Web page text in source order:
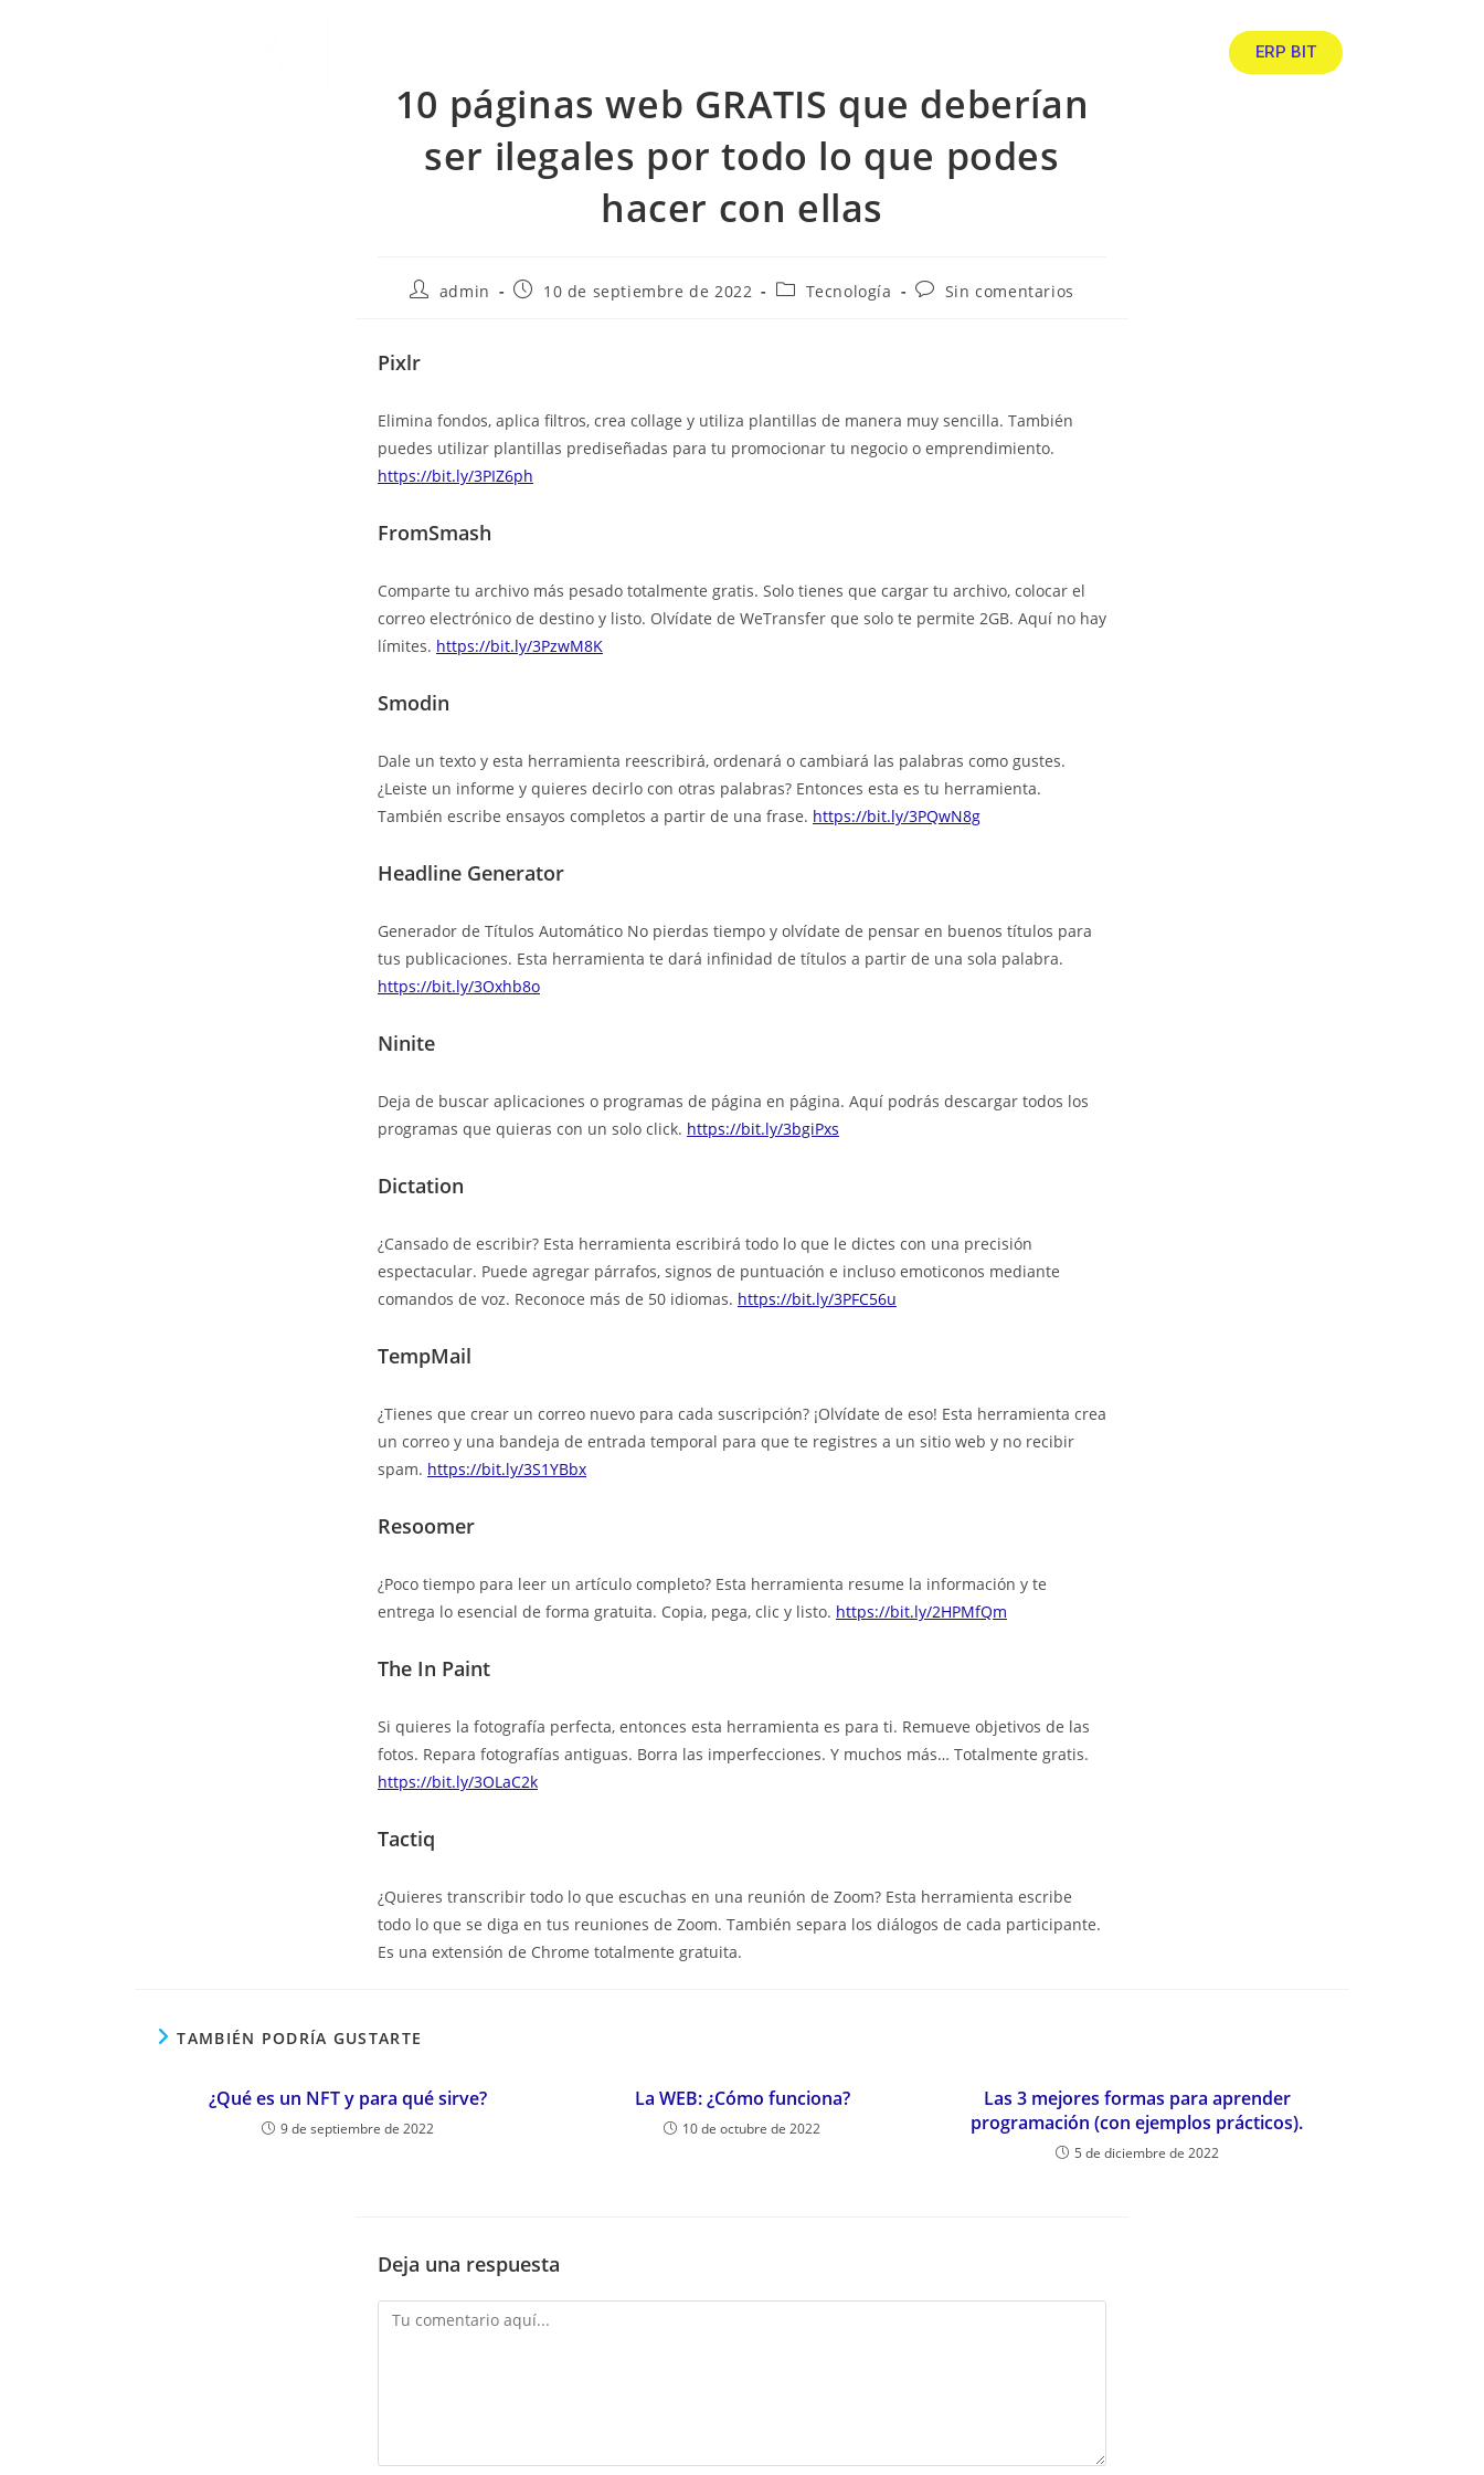
ERP BIT
10 páginas web GRATIS que deberían
ser ilegales por todo lo que podes
hacer con ellas
admin 10 de septiembre de 2022 Tecnología Sin comentarios
Pixlr
Elimina fondos, aplica filtros, crea collage y utiliza plantillas de manera muy sencilla. También
puedes utilizar plantillas prediseñadas para tu promocionar tu negocio o emprendimiento.
https://bit.ly/3PIZ6ph
FromSmash
Comparte tu archivo más pesado totalmente gratis. Solo tienes que cargar tu archivo, colocar el
correo electrónico de destino y listo. Olvídate de WeTransfer que solo te permite 2GB. Aquí no hay
límites. https://bit.ly/3PzwM8K
Smodin
Dale un texto y esta herramienta reescribirá, ordenará o cambiará las palabras como gustes.
¿Leiste un informe y quieres decirlo con otras palabras? Entonces esta es tu herramienta.
También escribe ensayos completos a partir de una frase. https://bit.ly/3PQwN8g
Headline Generator
Generador de Títulos Automático No pierdas tiempo y olvídate de pensar en buenos títulos para
tus publicaciones. Esta herramienta te dará infinidad de títulos a partir de una sola palabra.
https://bit.ly/3Oxhb8o
Ninite
Deja de buscar aplicaciones o programas de página en página. Aquí podrás descargar todos los
programas que quieras con un solo click. https://bit.ly/3bgiPxs
Dictation
¿Cansado de escribir? Esta herramienta escribirá todo lo que le dictes con una precisión
espectacular. Puede agregar párrafos, signos de puntuación e incluso emoticonos mediante
comandos de voz. Reconoce más de 50 idiomas. https://bit.ly/3PFC56u
TempMail
¿Tienes que crear un correo nuevo para cada suscripción? ¡Olvídate de eso! Esta herramienta crea
un correo y una bandeja de entrada temporal para que te registres a un sitio web y no recibir
spam. https://bit.ly/3S1YBbx
Resoomer
¿Poco tiempo para leer un artículo completo? Esta herramienta resume la información y te
entrega lo esencial de forma gratuita. Copia, pega, clic y listo. https://bit.ly/2HPMfQm
The In Paint
Si quieres la fotografía perfecta, entonces esta herramienta es para ti. Remueve objetivos de las
fotos. Repara fotografías antiguas. Borra las imperfecciones. Y muchos más… Totalmente gratis.
https://bit.ly/3OLaC2k
Tactiq
¿Quieres transcribir todo lo que escuchas en una reunión de Zoom? Esta herramienta escribe
todo lo que se diga en tus reuniones de Zoom. También separa los diálogos de cada participante.
Es una extensión de Chrome totalmente gratuita.
TAMBIÉN PODRÍA GUSTARTE
¿Qué es un NFT y para qué sirve?
9 de septiembre de 2022
La WEB: ¿Cómo funciona?
10 de octubre de 2022
Las 3 mejores formas para aprender
programación (con ejemplos prácticos).
5 de diciembre de 2022
Deja una respuesta